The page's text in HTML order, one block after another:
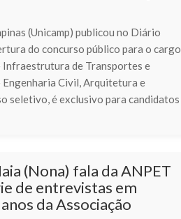
(Unicamp) publicou no Diário
do concurso público para o cargo
de Transportes e
Engenharia Civil, Arquitetura e
seletivo, é exclusivo para candidatos
(Nona) fala da ANPET
de entrevistas em
da Associação